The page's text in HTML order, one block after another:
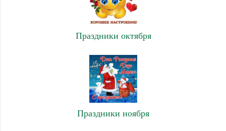
Праздники октября
Праздники ноября